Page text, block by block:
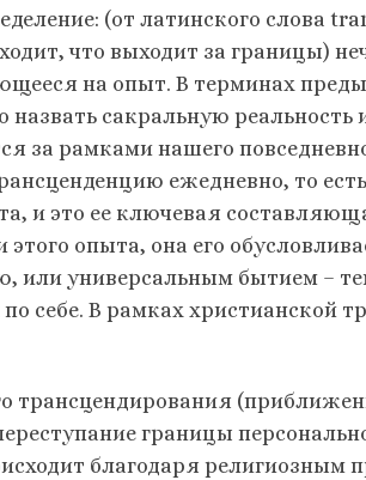
(от латинского слова
что выходит за границы)
на опыт. В терминах
сакральную реальность
за рамками нашего
ежедневно, то
и это ее ключевая
опыта, она его
или универсальным бытием –
себе. В рамках христианской
трансцендирования
границы
благодаря религиозным